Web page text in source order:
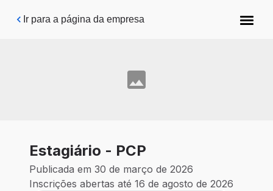
Pular para o conteúdo principal
Ir para a página da empresa
Estagiário - PCP
Publicada em 30 de março de 2026
Inscrições abertas até 16 de agosto de 2026